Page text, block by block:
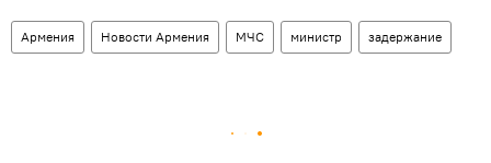
Армения Новости Армения МЧС министр задержание